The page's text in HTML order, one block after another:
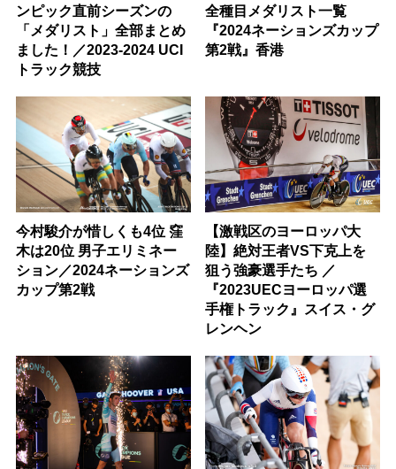
ンピック直前シーズンの
「メダリスト」全部まとめ
ました！／2023-2024 UCI
トラック競技
全種目メダリスト一覧
『2024ネーションズカップ
第2戦』香港
今村駿介が惜しくも4位 窪
木は20位 男子エリミネー
ション／2024ネーションズ
カップ第2戦
【激戦区のヨーロッパ大
陸】絶対王者VS下克上を
狙う強豪選手たち ／
『2023UECヨーロッパ選
手権トラック』スイス・グ
レンヘン